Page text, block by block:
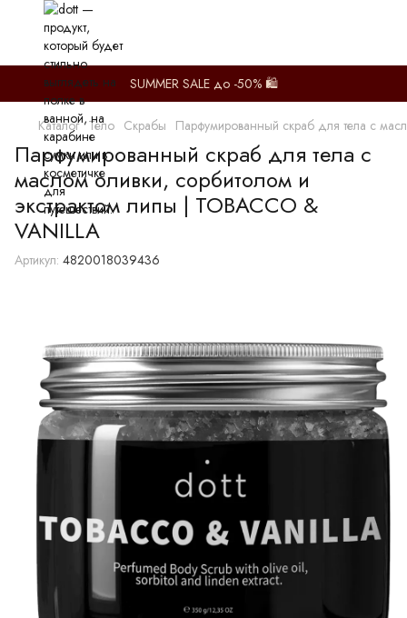
SUMMER SALE до -50% 🛍️
Каталог Тело Скрабы Парфумированный скраб для тела с
Парфумированный скраб для тела с
маслом оливки, сорбитолом и
экстрактом липы | TOBACCO &
VANILLA
Артикул: 4820018039436